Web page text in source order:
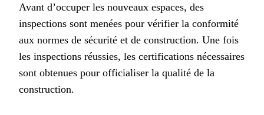
Avant d’occuper les nouveaux espaces, des
inspections sont menées pour vérifier la conformité
aux normes de sécurité et de construction. Une fois
les inspections réussies, les certifications nécessaires
sont obtenues pour officialiser la qualité de la
construction.